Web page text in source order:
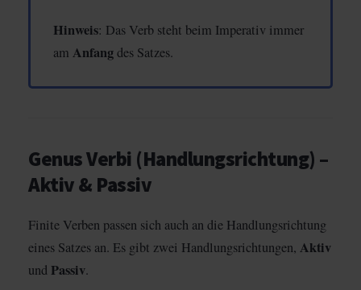
Hinweis: Das Verb steht beim Imperativ immer
am Anfangdes Satzes.
Genus Verbi (Handlungsrichtung) –
Aktiv & Passiv
Finite Verben passen sich auch an die Handlungsrichtung
eines Satzes an. Es gibt zwei Handlungsrichtungen, Aktiv
und Passiv.